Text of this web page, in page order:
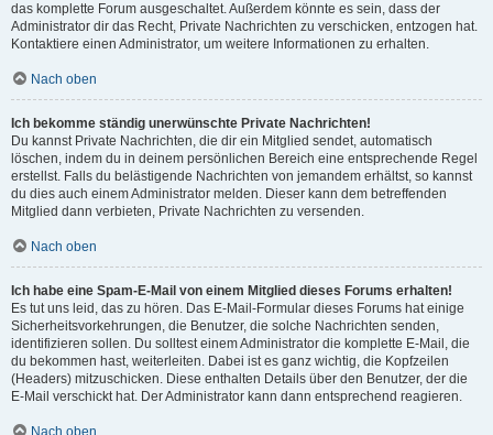
das komplette Forum ausgeschaltet. Außerdem könnte es sein, dass der
Administrator dir das Recht, Private Nachrichten zu verschicken, entzogen hat.
Kontaktiere einen Administrator, um weitere Informationen zu erhalten.
Nach oben
Ich bekomme ständig unerwünschte Private Nachrichten!
Du kannst Private Nachrichten, die dir ein Mitglied sendet, automatisch
löschen, indem du in deinem persönlichen Bereich eine entsprechende Regel
erstellst. Falls du belästigende Nachrichten von jemandem erhältst, so kannst
du dies auch einem Administrator melden. Dieser kann dem betreffenden
Mitglied dann verbieten, Private Nachrichten zu versenden.
Nach oben
Ich habe eine Spam-E-Mail von einem Mitglied dieses Forums erhalten!
Es tut uns leid, das zu hören. Das E-Mail-Formular dieses Forums hat einige
Sicherheitsvorkehrungen, die Benutzer, die solche Nachrichten senden,
identifizieren sollen. Du solltest einem Administrator die komplette E-Mail, die
du bekommen hast, weiterleiten. Dabei ist es ganz wichtig, die Kopfzeilen
(Headers) mitzuschicken. Diese enthalten Details über den Benutzer, der die
E-Mail verschickt hat. Der Administrator kann dann entsprechend reagieren.
Nach oben